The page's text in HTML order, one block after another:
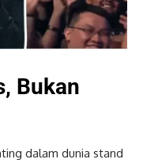
Bukan
dalam dunia stand